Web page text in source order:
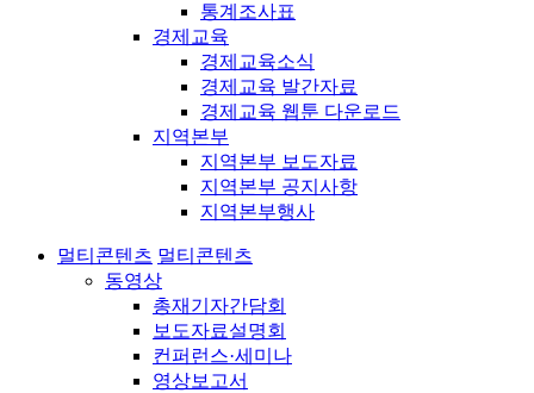
통계조사표
경제교육
경제교육소식
경제교육 발간자료
경제교육 웹툰 다운로드
지역본부
지역본부 보도자료
지역본부 공지사항
지역본부행사
멀티콘텐츠 멀티콘텐츠
동영상
총재기자간담회
보도자료설명회
컨퍼런스·세미나
영상보고서